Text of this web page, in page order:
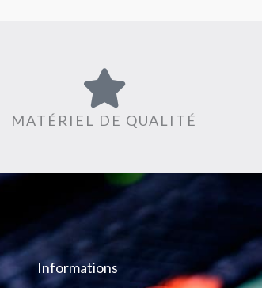
MATÉRIEL DE QUALITÉ
Informations